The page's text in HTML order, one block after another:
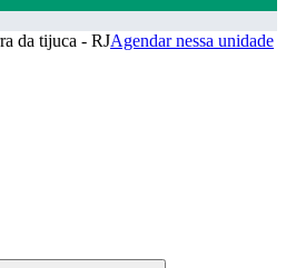
da tijuca - RJAgendar nessa unidade